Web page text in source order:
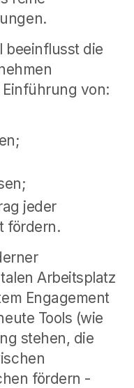
beeinflusst die
von:
jeder
fördern.
Arbeitsplatz
Engagement
Tools (wie
stehen, die
fördern -